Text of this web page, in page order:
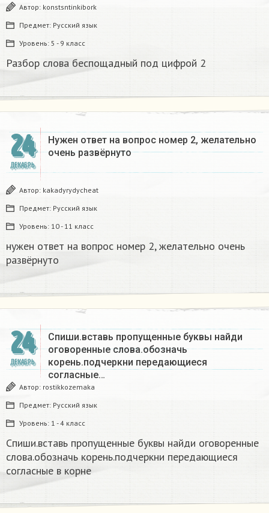
Автор: konstsntinkibork
Предмет: Русский язык
Уровень: 5 - 9 класс
Разбор слова беспощадный под цифрой 2
24
ДЕКАБРЬ
Нужен ответ на вопрос номер 2, желательно
очень развёрнуто
Автор: kakadyrydycheat
Предмет: Русский язык
Уровень: 10 - 11 класс
нужен ответ на вопрос номер 2, желательно очень
развёрнуто
24
ДЕКАБРЬ
Спиши.вставь пропущенные буквы найди
оговоренные слова.обозначь
корень.подчеркни передающиеся
согласные…
Автор: rostikkozemaka
Предмет: Русский язык
Уровень: 1 - 4 класс
Спиши.вставь пропущенные буквы найди оговоренные
слова.обозначь корень.подчеркни передающиеся
согласные в корне